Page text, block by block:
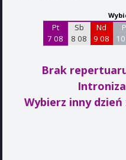
Pt
7 08
Sb
8 08
Nd
9 08
Brak
Wybierz inny